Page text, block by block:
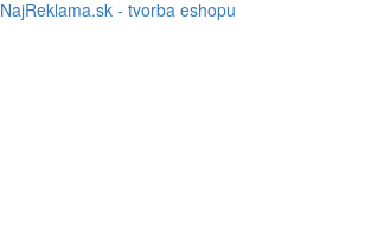
NajReklama.sk - tvorba eshopu